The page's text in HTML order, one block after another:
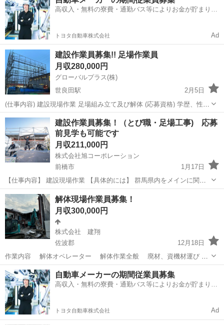
しっかり学べ、...高収入・無料の寮費・通勤バス等によりお金が貯まりや
トヨタ自動車株式会社 Ad
建設作業員募集!! 足場作業員
月収280,000円
グローバルプラス(株)
世良田駅
2月5日
(仕事内容) 建設現場作業 足場組み立て及び解体 (応募資格) 学歴、性別
不問 18歳〜50歳まで (勤務時間) 8:00〜17:30 休憩120分 夜勤なし、残
業もほぼなし (給料.賞与) 研修期間(3ヶ月) 日給1...
群馬 太田市 世良田駅 鳶職 足場
建設作業員募集！（とび職・足場工事) 応募
前見学も可能です
月収211,000円
株式会社旭コーポレーション
前橋市
1月17日
【仕事内容】 建設現場作業 【具体的には】 群馬県内をメインに関東
近郊の ・足場組立及び解体 ・通路・構台 ・工事現場の仮囲い ・施工
数量の確認､作業手順の確認 など 仮設なので最終的には撤去まで行
い...
群馬 前橋市 鳶職 足場
解体現場作業員募集！
月収300,000円
株式会社 建翔
佐波郡
12月18日
作業内容 解体オペレーター 解体作業全般 廃材、資機材運び
廃材の処分場への運搬（2トン〜10トン車） 作業時間 月曜日〜土
曜日の8時から17時 隔週土曜日・日曜・祝日休み 各種当てあり ...
群馬 佐波郡 鳶職 オペレーター
自動車メーカーの期間従業員募集
高収入・無料の寮費・通勤バス等によりお金が貯まりや
トヨタ自動車株式会社 Ad